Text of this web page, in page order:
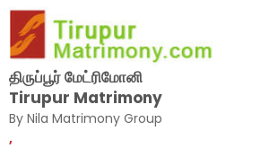
திருப்பூர் மேட்ரிமோனி
Tirupur Matrimony
By Nila Matrimony Group
,